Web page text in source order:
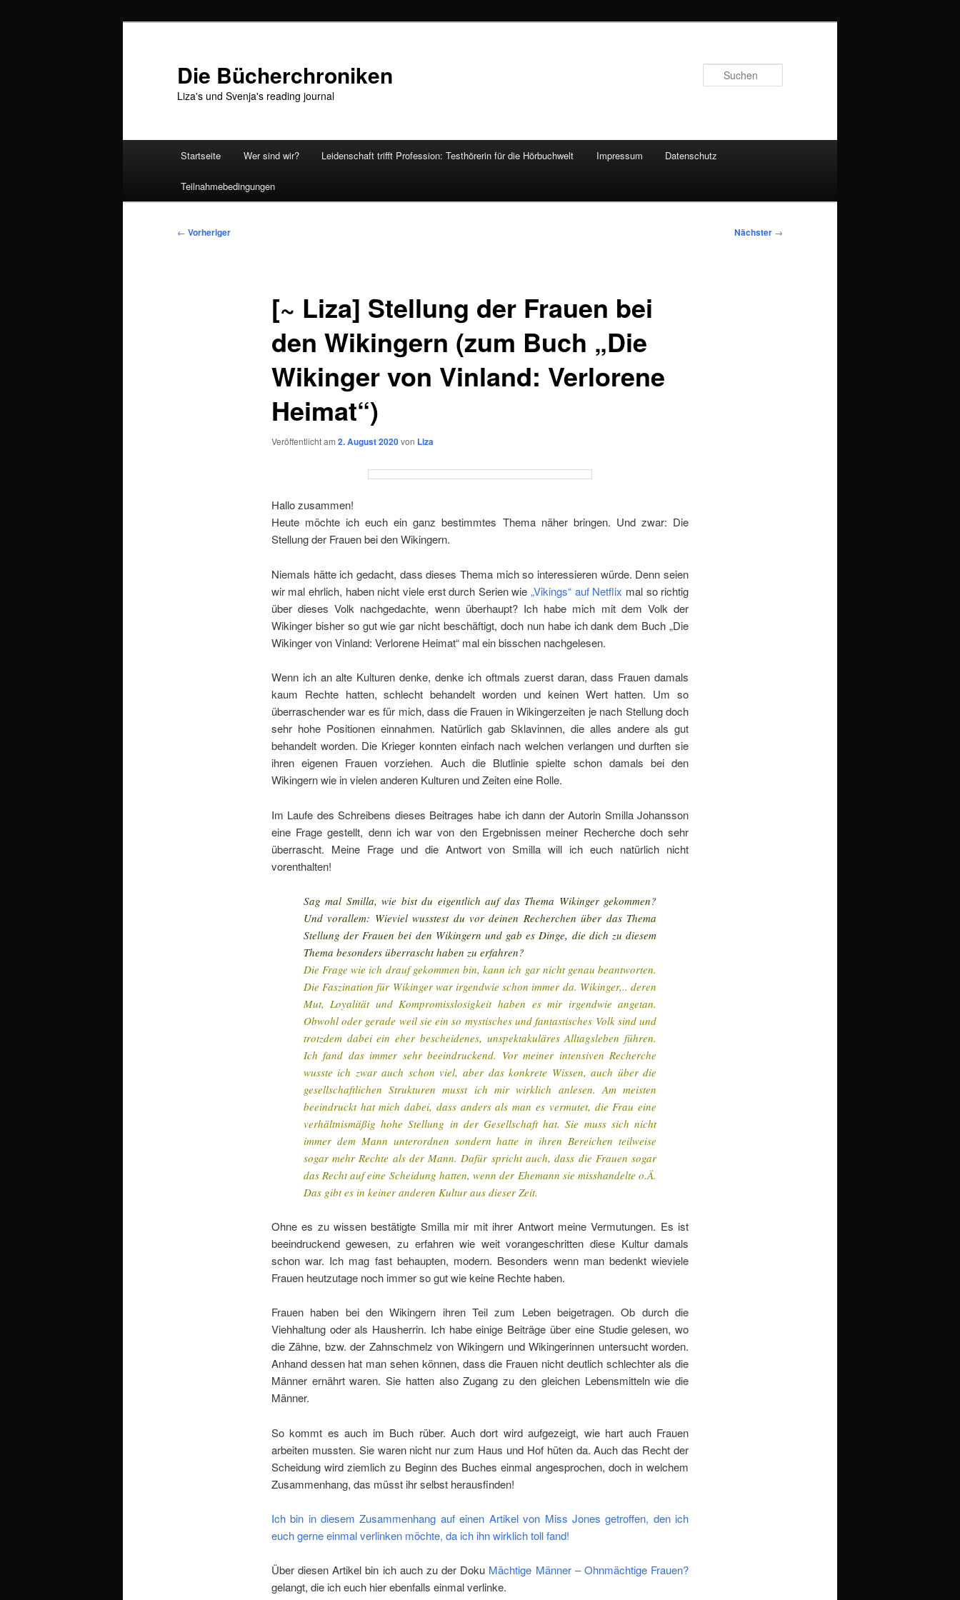
Die Bücherchroniken
Liza's und Svenja's reading journal
Startseite Wer sind wir? Leidenschaft trifft Profession: Testhörerin für die Hörbuchwelt Impressum Datenschutz
Teilnahmebedingungen
Beitragsnavigation
← Vorheriger Nächster →
[~ Liza] Stellung der Frauen bei
den Wikingern (zum Buch „Die
Wikinger von Vinland: Verlorene
Heimat“)
Veröffentlicht am 2. August 2020von Liza
Hallo zusammen!
Heute möchte ich euch ein ganz bestimmtes Thema näher bringen. Und zwar: Die
Stellung der Frauen bei den Wikingern.
Niemals hätte ich gedacht, dass dieses Thema mich so interessieren würde. Denn seien
wir mal ehrlich, haben nicht viele erst durch Serien wie„Vikings“ auf Netflix mal so richtig
über dieses Volk nachgedachte, wenn überhaupt? Ich habe mich mit dem Volk der
Wikinger bisher so gut wie gar nicht beschäftigt, doch nun habe ich dank dem Buch „Die
Wikinger von Vinland: Verlorene Heimat“ mal ein bisschen nachgelesen.
Wenn ich an alte Kulturen denke, denke ich oftmals zuerst daran, dass Frauen damals
kaum Rechte hatten, schlecht behandelt worden und keinen Wert hatten. Um so
überraschender war es für mich, dass die Frauen in Wikingerzeiten je nach Stellung doch
sehr hohe Positionen einnahmen. Natürlich gab Sklavinnen, die alles andere als gut
behandelt worden. Die Krieger konnten einfach nach welchen verlangen und durften sie
ihren eigenen Frauen vorziehen. Auch die Blutlinie spielte schon damals bei den
Wikingern wie in vielen anderen Kulturen und Zeiten eine Rolle.
Im Laufe des Schreibens dieses Beitrages habe ich dann der Autorin Smilla Johansson
eine Frage gestellt, denn ich war von den Ergebnissen meiner Recherche doch sehr
überrascht. Meine Frage und die Antwort von Smilla will ich euch natürlich nicht
vorenthalten!
Sag mal Smilla, wie bist du eigentlich auf das Thema Wikinger gekommen?
Und vorallem: Wieviel wusstest du vor deinen Recherchen über das Thema
Stellung der Frauen bei den Wikingern und gab es Dinge, die dich zu diesem
Thema besonders überrascht haben zu erfahren?
Die Frage wie ich drauf gekommen bin, kann ich gar nicht genau beantworten.
Die Faszination für Wikinger war irgendwie schon immer da. Wikinger,.. deren
Mut, Loyalität und Kompromisslosigkeit haben es mir irgendwie angetan.
Obwohl oder gerade weil sie ein so mystisches und fantastisches Volk sind und
trotzdem dabei ein eher bescheidenes, unspektakuläres Alltagsleben führen.
Ich fand das immer sehr beeindruckend. Vor meiner intensiven Recherche
wusste ich zwar auch schon viel, aber das konkrete Wissen, auch über die
gesellschaftlichen Strukturen musst ich mir wirklich anlesen. Am meisten
beeindruckt hat mich dabei, dass anders als man es vermutet, die Frau eine
verhältnismäßig hohe Stellung in der Gesellschaft hat. Sie muss sich nicht
immer dem Mann unterordnen sondern hatte in ihren Bereichen teilweise
sogar mehr Rechte als der Mann. Dafür spricht auch, dass die Frauen sogar
das Recht auf eine Scheidung hatten, wenn der Ehemann sie misshandelte o.Ä.
Das gibt es in keiner anderen Kultur aus dieser Zeit.
Ohne es zu wissen bestätigte Smilla mir mit ihrer Antwort meine Vermutungen. Es ist
beeindruckend gewesen, zu erfahren wie weit vorangeschritten diese Kultur damals
schon war. Ich mag fast behaupten, modern. Besonders wenn man bedenkt wieviele
Frauen heutzutage noch immer so gut wie keine Rechte haben.
Frauen haben bei den Wikingern ihren Teil zum Leben beigetragen. Ob durch die
Viehhaltung oder als Hausherrin. Ich habe einige Beiträge über eine Studie gelesen, wo
die Zähne, bzw. der Zahnschmelz von Wikingern und Wikingerinnen untersucht worden.
Anhand dessen hat man sehen können, dass die Frauen nicht deutlich schlechter als die
Männer ernährt waren. Sie hatten also Zugang zu den gleichen Lebensmitteln wie die
Männer.
So kommt es auch im Buch rüber. Auch dort wird aufgezeigt, wie hart auch Frauen
arbeiten mussten. Sie waren nicht nur zum Haus und Hof hüten da. Auch das Recht der
Scheidung wird ziemlich zu Beginn des Buches einmal angesprochen, doch in welchem
Zusammenhang, das müsst ihr selbst herausfinden!
Ich bin in diesem Zusammenhang auf einen Artikel von Miss Jones getroffen, den ich
euch gerne einmal verlinken möchte, da ich ihn wirklich toll fand!
Über diesen Artikel bin ich auch zu der Doku Mächtige Männer – Ohnmächtige Frauen?
gelangt, die ich euch hier ebenfalls einmal verlinke.